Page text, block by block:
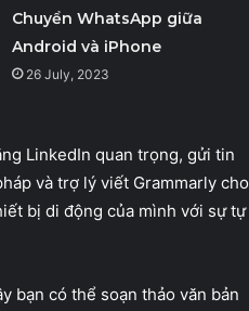
Chuyển WhatsApp giữa
Android và iPhone
26 July, 2023
LinkedIn quan trọng, gửi tin
và trợ lý viết Grammarly cho
bị di động của mình với sự tự
bạn có thể soạn thảo văn bản